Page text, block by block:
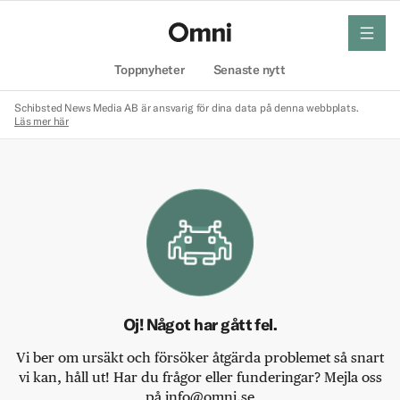
Toppnyheter Senaste nytt
meny
Schibsted News Media AB är ansvarig för dina data på denna webbplats.
Läs mer här
Oj! Något har gått fel.
Vi ber om ursäkt och försöker åtgärda problemet så snart
vi kan, håll ut! Har du frågor eller funderingar? Mejla oss